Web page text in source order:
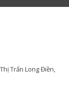
Trấn Long Điền,